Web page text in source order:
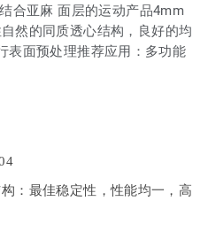
合亚麻 面层的运动产品4mm
然的同质透心结构，良好的均
表面预处理推荐应用：多功能
：最佳稳定性，性能均一，高